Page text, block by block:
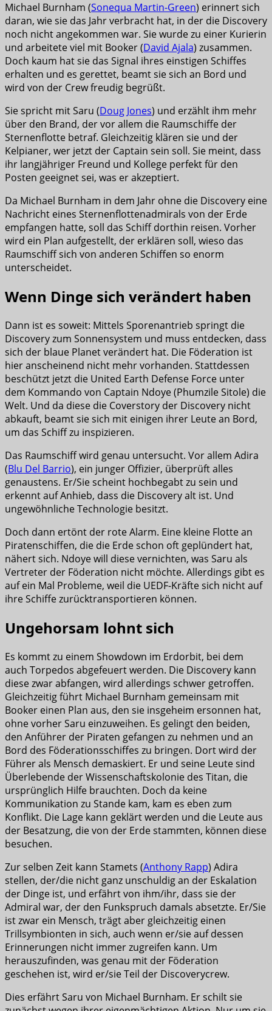
Michael Burnham (Sonequa Martin-Green) erinnert sich
daran, wie sie das Jahr verbracht hat, in der die Discovery
noch nicht angekommen war. Sie wurde zu einer Kurierin
und arbeitete viel mit Booker (David Ajala) zusammen.
Doch kaum hat sie das Signal ihres einstigen Schiffes
erhalten und es gerettet, beamt sie sich an Bord und
wird von der Crew freudig begrüßt.
Sie spricht mit Saru (Doug Jones) und erzählt ihm mehr
über den Brand, der vor allem die Raumschiffe der
Sternenflotte betraf. Gleichzeitig klären sie und der
Kelpianer, wer jetzt der Captain sein soll. Sie meint, dass
ihr langjähriger Freund und Kollege perfekt für den
Posten geeignet sei, was er akzeptiert.
Da Michael Burnham in dem Jahr ohne die Discovery eine
Nachricht eines Sternenflottenadmirals von der Erde
empfangen hatte, soll das Schiff dorthin reisen. Vorher
wird ein Plan aufgestellt, der erklären soll, wieso das
Raumschiff sich von anderen Schiffen so enorm
unterscheidet.
Wenn Dinge sich verändert haben
Dann ist es soweit: Mittels Sporenantrieb springt die
Discovery zum Sonnensystem und muss entdecken, dass
sich der blaue Planet verändert hat. Die Föderation ist
hier anscheinend nicht mehr vorhanden. Stattdessen
beschützt jetzt die United Earth Defense Force unter
dem Kommando von Captain Ndoye (Phumzile Sitole) die
Welt. Und da diese die Coverstory der Discovery nicht
abkauft, beamt sie sich mit einigen ihrer Leute an Bord,
um das Schiff zu inspizieren.
Das Raumschiff wird genau untersucht. Vor allem Adira
(Blu Del Barrio), ein junger Offizier, überprüft alles
genaustens. Er/Sie scheint hochbegabt zu sein und
erkennt auf Anhieb, dass die Discovery alt ist. Und
ungewöhnliche Technologie besitzt.
Doch dann ertönt der rote Alarm. Eine kleine Flotte an
Piratenschiffen, die die Erde schon oft geplündert hat,
nähert sich. Ndoye will diese vernichten, was Saru als
Vertreter der Föderation nicht möchte. Allerdings gibt es
auf ein Mal Probleme, weil die UEDF-Kräfte sich nicht auf
ihre Schiffe zurücktransportieren können.
Ungehorsam lohnt sich
Es kommt zu einem Showdown im Erdorbit, bei dem
auch Torpedos abgefeuert werden. Die Discovery kann
diese zwar abfangen, wird allerdings schwer getroffen.
Gleichzeitig führt Michael Burnham gemeinsam mit
Booker einen Plan aus, den sie insgeheim ersonnen hat,
ohne vorher Saru einzuweihen. Es gelingt den beiden,
den Anführer der Piraten gefangen zu nehmen und an
Bord des Föderationsschiffes zu bringen. Dort wird der
Führer als Mensch demaskiert. Er und seine Leute sind
Überlebende der Wissenschaftskolonie des Titan, die
ursprünglich Hilfe brauchten. Doch da keine
Kommunikation zu Stande kam, kam es eben zum
Konflikt. Die Lage kann geklärt werden und die Leute aus
der Besatzung, die von der Erde stammten, können diese
besuchen.
Zur selben Zeit kann Stamets (Anthony Rapp) Adira
stellen, der/die nicht ganz unschuldig an der Eskalation
der Dinge ist, und erfährt von ihm/ihr, dass sie der
Admiral war, der den Funkspruch damals absetzte. Er/Sie
ist zwar ein Mensch, trägt aber gleichzeitig einen
Trillsymbionten in sich, auch wenn er/sie auf dessen
Erinnerungen nicht immer zugreifen kann. Um
herauszufinden, was genau mit der Föderation
geschehen ist, wird er/sie Teil der Discoverycrew.
Dies erfährt Saru von Michael Burnham. Er schilt sie